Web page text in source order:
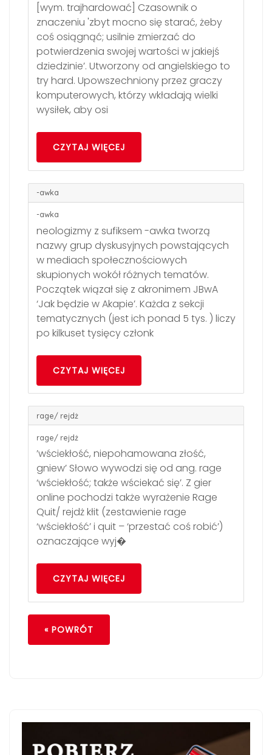
[wym. trajhardować] Czasownik o
znaczeniu 'zbyt mocno się starać, żeby
coś osiągnąć; usilnie zmierzać do
potwierdzenia swojej wartości w jakiejś
dziedzinie’. Utworzony od angielskiego to
try hard. Upowszechniony przez graczy
komputerowych, którzy wkładają wielki
wysiłek, aby osi
CZYTAJ WIĘCEJ
-awka
-awka
neologizmy z sufiksem -awka tworzą
nazwy grup dyskusyjnych powstających
w mediach społecznościowych
skupionych wokół różnych tematów.
Początek wiązał się z akronimem JBwA
‘Jak będzie w Akapie’. Każda z sekcji
tematycznych (jest ich ponad 5 tys. ) liczy
po kilkuset tysięcy członk
CZYTAJ WIĘCEJ
rage/ rejdż
rage/ rejdż
’wściekłość, niepohamowana złość,
gniew’ Słowo wywodzi się od ang. rage
‘wściekłość; także wściekać się’. Z gier
online pochodzi także wyrażenie Rage
Quit/ rejdż kłit (zestawienie rage
‘wściekłość’ i quit – ‘przestać coś robić’)
oznaczające wyj�
CZYTAJ WIĘCEJ
« POWRÓT